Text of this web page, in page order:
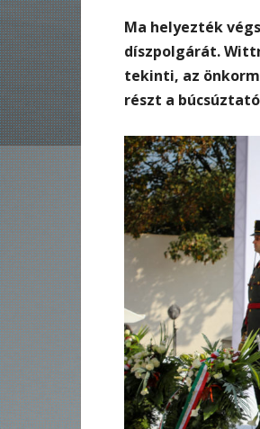
Ma helyezték
díszpolgárát.
tekinti, az
részt a